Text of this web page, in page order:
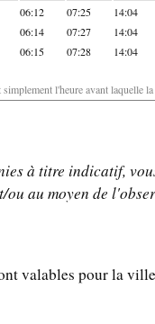
06:12 07:25 14:04
06:14 07:27 14:04
06:15 07:28 14:04
l'heure avant laquelle
à titre indicatif,
ou au moyen de
valables pour la